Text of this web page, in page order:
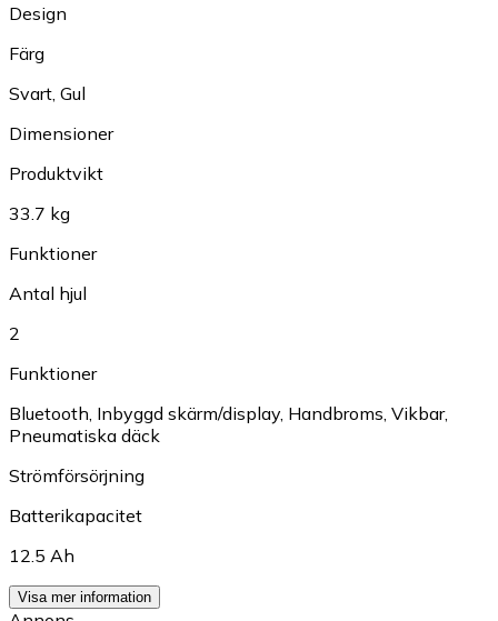
Design
Färg
Svart Gul
Dimensioner
Produktvikt
33.7 kg
Funktioner
Antal hjul
2
Funktioner
Bluetooth Inbyggd skärm/display, Handbroms Vikbar,
Pneumatiska däck
Strömförsörjning
Batterikapacitet
12.5 Ah
Visa mer information